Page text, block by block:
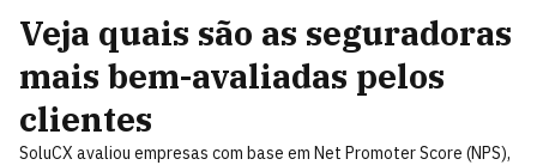
Veja quais são as seguradoras
mais bem-avaliadas pelos
clientes
SoluCX avaliou empresas com base em Net Promoter Score (NPS),